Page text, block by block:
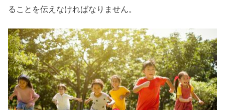
ることを伝えなければなりません。